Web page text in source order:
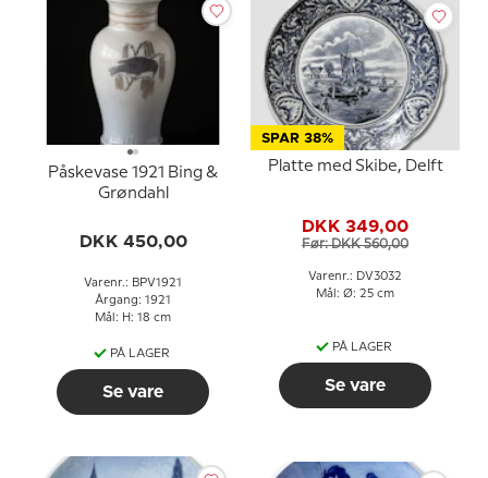
Påskevase 1921 Bing &
Grøndahl
DKK 450,00
Varenr.: BPV1921
Årgang: 1921
Mål: H: 18 cm
PÅ LAGER
Se vare
SPAR 38%
Platte med Skibe, Delft
DKK 349,00
Før: DKK 560,00
Varenr.: DV3032
Mål: Ø: 25 cm
PÅ LAGER
Se vare